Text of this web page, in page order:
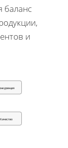
баланс
и
Качество